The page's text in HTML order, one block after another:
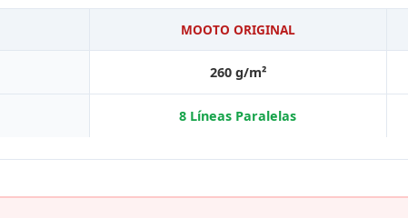
MOOTO ORIGINAL
260 g/m²
8 Líneas Paralelas